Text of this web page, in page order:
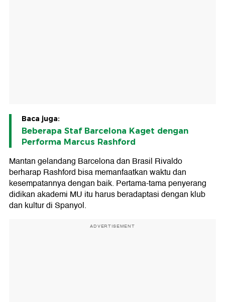
Baca juga:
Beberapa Staf Barcelona Kaget dengan
Performa Marcus Rashford
Mantan gelandang Barcelona dan Brasil Rivaldo
berharap Rashford bisa memanfaatkan waktu dan
kesempatannya dengan baik. Pertama-tama penyerang
didikan akademi MU itu harus beradaptasi dengan klub
dan kultur di Spanyol.
ADVERTISEMENT